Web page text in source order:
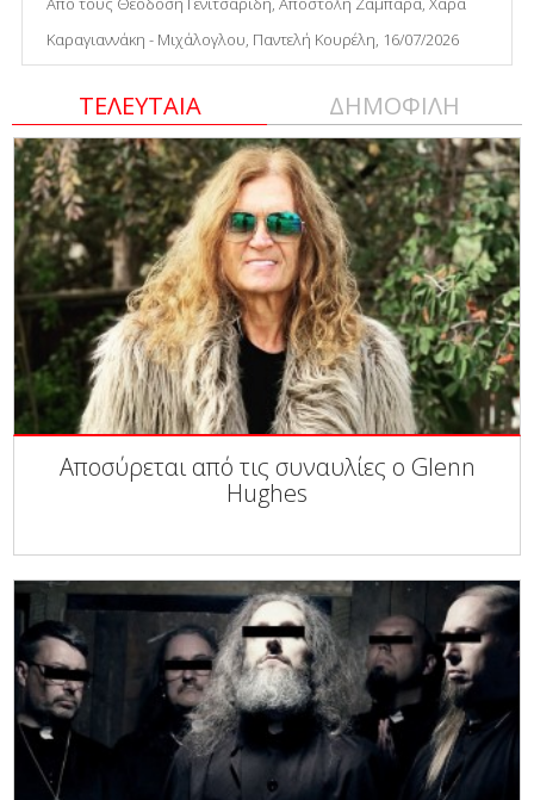
Καραγιαννάκη - Μιχάλογλου, Παντελή Κουρέλη, 16/07/2026
ΤΕΛΕΥΤΑΙΑ ΔΗΜΟΦΙΛΗ
Αποσύρεται από τις συναυλίες ο Glenn
Hughes